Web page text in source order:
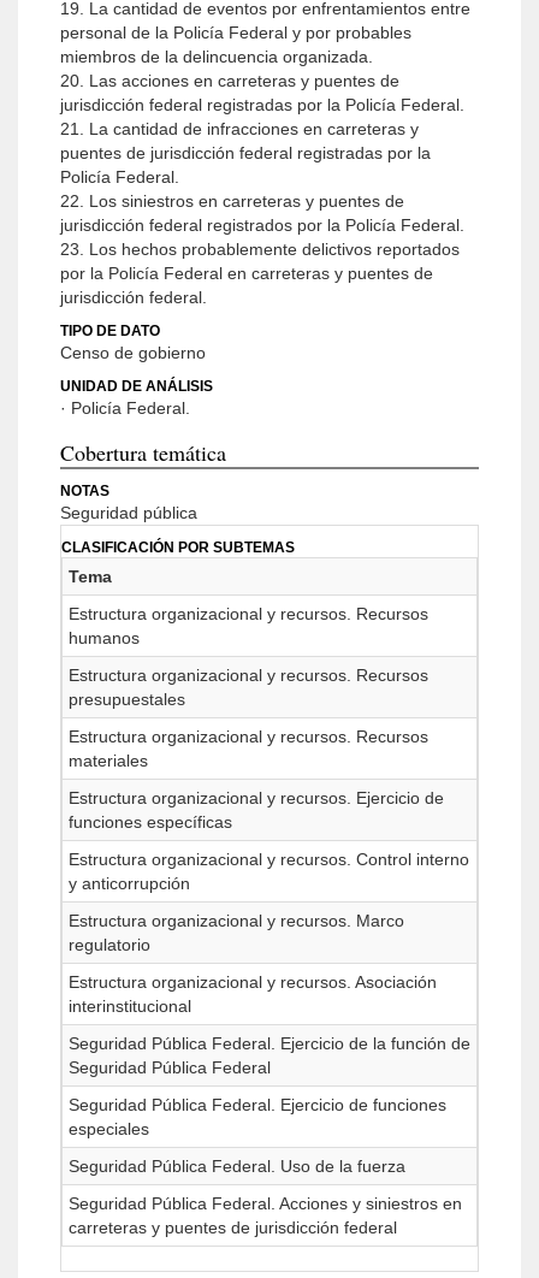
19. La cantidad de eventos por enfrentamientos entre
personal de la Policía Federal y por probables
miembros de la delincuencia organizada.
20. Las acciones en carreteras y puentes de
jurisdicción federal registradas por la Policía Federal.
21. La cantidad de infracciones en carreteras y
puentes de jurisdicción federal registradas por la
Policía Federal.
22. Los siniestros en carreteras y puentes de
jurisdicción federal registrados por la Policía Federal.
23. Los hechos probablemente delictivos reportados
por la Policía Federal en carreteras y puentes de
jurisdicción federal.
TIPO DE DATO
Censo de gobierno
UNIDAD DE ANÁLISIS
· Policía Federal.
Cobertura temática
NOTAS
Seguridad pública
CLASIFICACIÓN POR SUBTEMAS
Tema
Estructura organizacional y recursos. Recursos
humanos
Estructura organizacional y recursos. Recursos
presupuestales
Estructura organizacional y recursos. Recursos
materiales
Estructura organizacional y recursos. Ejercicio de
funciones específicas
Estructura organizacional y recursos. Control interno
y anticorrupción
Estructura organizacional y recursos. Marco
regulatorio
Estructura organizacional y recursos. Asociación
interinstitucional
Seguridad Pública Federal. Ejercicio de la función de
Seguridad Pública Federal
Seguridad Pública Federal. Ejercicio de funciones
especiales
Seguridad Pública Federal. Uso de la fuerza
Seguridad Pública Federal. Acciones y siniestros en
carreteras y puentes de jurisdicción federal